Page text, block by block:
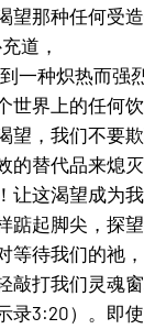
望那种任何受
道，
一种炽热而强
世界上的任何饮
望，我们不要
的替代品来熄
让这渴望成为
踮起脚尖，探
等待我们的祂，
敲打我们灵魂
录3:20）。即